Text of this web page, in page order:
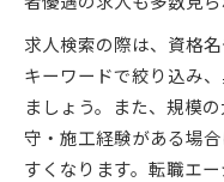
求人検索の際は、資格
キーワードで絞り込み
ましょう。また、規模
守・施工経験がある場
すくなります。転職エ